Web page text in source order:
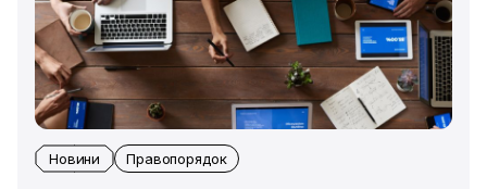
Новини Правопорядок